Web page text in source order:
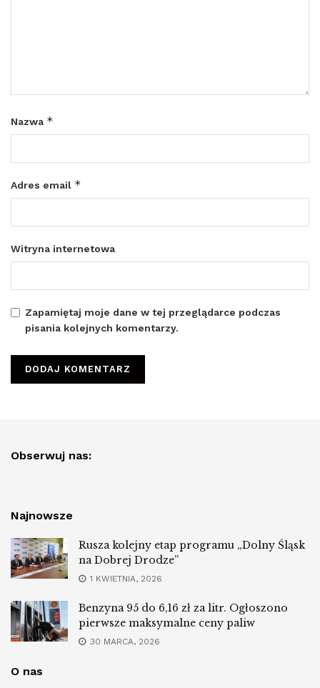
Nazwa *
Adres email *
Witryna internetowa
Zapamiętaj moje dane w tej przeglądarce podczas
pisania kolejnych komentarzy.
Obserwuj nas:
Najnowsze
Rusza kolejny etap programu „Dolny Śląsk
na Dobrej Drodze”
1 KWIETNIA, 2026
Benzyna 95 do 6,16 zł za litr. Ogłoszono
pierwsze maksymalne ceny paliw
30 MARCA, 2026
O nas